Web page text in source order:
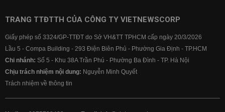
TRANG TTĐTTH CỦA CÔNG TY VIETNEWSCORP
Giấy phép số 3324/GP-TTĐT do Sở VH&TT TPHCM cấp ngày 20/3/2026
Lầu 5 - Compa Building - 293 Điện Biên Phủ - Phường Gia Định - TP.HCM
Chi nhánh: Số 5 - Khu 38A Trần Phú - Phường Ba Đình - TP. Hà Nội
Chịu trách nhiệm nội dung: Nguyễn Minh Quyết
Trách nhiệm về thông tin